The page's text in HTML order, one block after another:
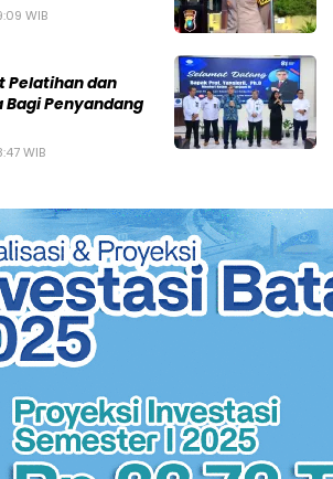
WIB
Pelatihan dan
Penyandang
WIB